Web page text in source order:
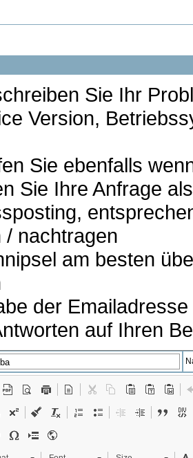
Sie Ihr
Version,
Sie ebenfalls
Sie Ihre Anfrage
/ nachtragen
am besten
der
auf Ihren